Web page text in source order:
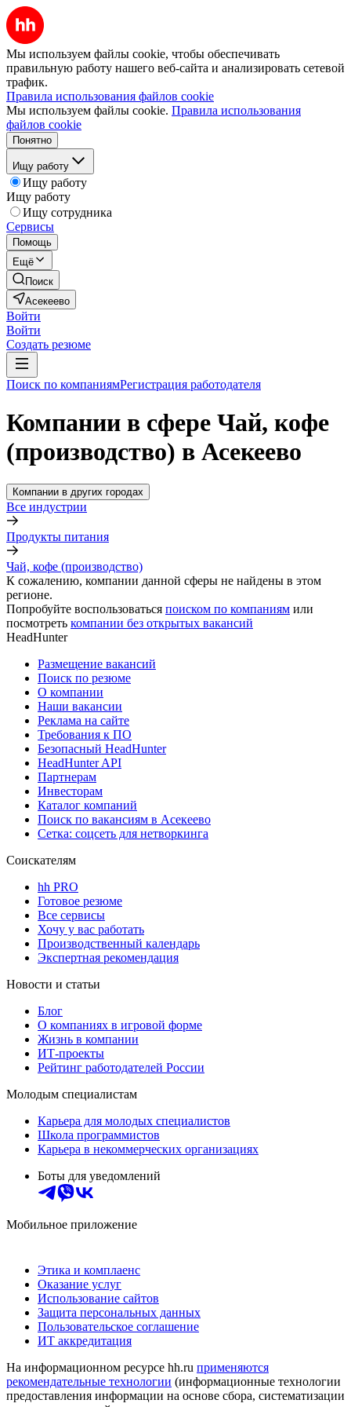
Мы используем файлы cookie, чтобы обеспечивать
правильную работу нашего веб-сайта и анализировать сетевой
трафик.
Правила использования файлов cookie
Мы используем файлы cookie. Правила использования
файлов cookie
Понятно
Ищу работу
Ищу работу
Ищу работу
Ищу сотрудника
Сервисы
Помощь
Ещё
Поиск
Асекеево
Войти
Войти
Создать резюме
Поиск по компаниямРегистрация работодателя
Компании в сфере Чай, кофе
(производство) в Асекеево
Компании в других городах
Все индустрии
Продукты питания
Чай, кофе (производство)
К сожалению, компании данной сферы не найдены в этом
регионе.
Попробуйте воспользоваться поиском по компаниям или
посмотреть компании без открытых вакансий
HeadHunter
Размещение вакансий
Поиск по резюме
О компании
Наши вакансии
Реклама на сайте
Требования к ПО
Безопасный HeadHunter
HeadHunter API
Партнерам
Инвесторам
Каталог компаний
Поиск по вакансиям в Асекеево
Сетка: соцсеть для нетворкинга
Соискателям
hh PRO
Готовое резюме
Все сервисы
Хочу у вас работать
Производственный календарь
Экспертная рекомендация
Новости и статьи
Блог
О компаниях в игровой форме
Жизнь в компании
ИТ-проекты
Рейтинг работодателей России
Молодым специалистам
Карьера для молодых специалистов
Школа программистов
Карьера в некоммерческих организациях
Боты для уведомлений
Мобильное приложение
Этика и комплаенс
Оказание услуг
Использование сайтов
Защита персональных данных
Пользовательское соглашение
ИТ аккредитация
На информационном ресурсе hh.ru применяются
рекомендательные технологии (информационные технологии
предоставления информации на основе сбора, систематизации